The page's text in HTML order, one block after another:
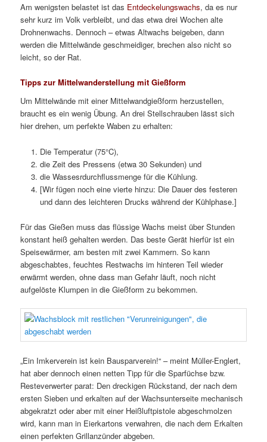
Am wenigsten belastet ist das Entdeckelungswachs, da es nur
sehr kurz im Volk verbleibt, und das etwa drei Wochen alte
Drohnenwachs. Dennoch – etwas Altwachs beigeben, dann
werden die Mittelwände geschmeidiger, brechen also nicht so
leicht, so der Rat.
Tipps zur Mittelwanderstellung mit Gießform
Um Mittelwände mit einer Mittelwandgießform herzustellen,
braucht es ein wenig Übung. An drei Stellschrauben lässt sich
hier drehen, um perfekte Waben zu erhalten:
Die Temperatur (75°C),
die Zeit des Pressens (etwa 30 Sekunden) und
die Wassesrdurchflussmenge für die Kühlung.
[Wir fügen noch eine vierte hinzu: Die Dauer des festeren
und dann des leichteren Drucks während der Kühlphase.]
Für das Gießen muss das flüssige Wachs meist über Stunden
konstant heiß gehalten werden. Das beste Gerät hierfür ist ein
Speisewärmer, am besten mit zwei Kammern. So kann
abgeschabtes, feuchtes Restwachs im hinteren Teil wieder
erwärmt werden, ohne dass man Gefahr läuft, noch nicht
aufgelöste Klumpen in die Gießform zu bekommen.
„Ein Imkerverein ist kein Bausparverein!“ – meint Müller-Englert,
hat aber dennoch einen netten Tipp für die Sparfüchse bzw.
Resteverwerter parat: Den dreckigen Rückstand, der nach dem
ersten Sieben und erkalten auf der Wachsunterseite mechanisch
abgekratzt oder aber mit einer Heißluftpistole abgeschmolzen
wird, kann man in Eierkartons verwahren, die nach dem Erkalten
einen perfekten Grillanzünder abgeben.